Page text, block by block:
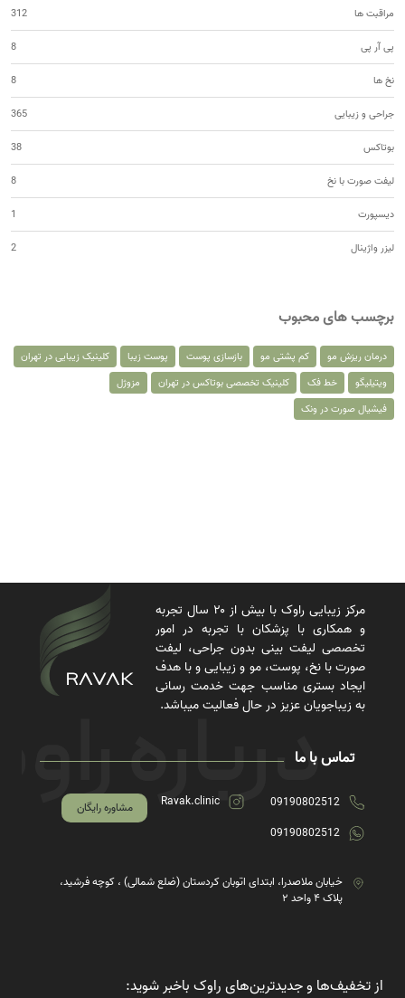
مراقبت ها 312
پی آر پی 8
نخ ها 8
جراحی و زیبایی 365
بوتاکس 38
لیفت صورت با نخ 8
دیسپورت 1
لیزر واژینال 2
برچسب های محبوب
درمان ریزش مو کم پشتی مو بازسازی پوست پوست زیبا
کلینیک زیبایی در تهران
ویتیلیگو
خط فک کلینیک تخصصی بوتاکس در تهران
مزوژل
فیشیال صورت در ونک
مرکز زیبایی راوک با بیش از ۲۰ سال تجربه
و همکاری با پزشکان با تجربه در امور
تخصصی لیفت بینی بدون جراحی، لیفت
صورت با نخ، پوست، مو و زیبایی و با هدف
ایجاد بستری مناسب جهت خدمت رسانی
به زیباجویان عزیز در حال فعالیت میباشد.
تماس با ما
09190802512
09190802512
Ravak.clinic مشاوره رایگان
خیابان ملاصدرا، ابتدای اتوبان کردستان (ضلع شمالی) ، کوچه فرشید،
پلاک ۴ واحد ۲
از تخفیف‌ها و جدیدترین‌های راوک باخبر شوید: